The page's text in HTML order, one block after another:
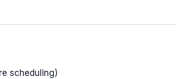
scheduling)